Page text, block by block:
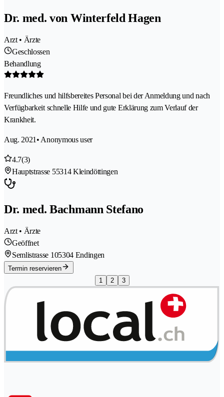
Dr. med. von Winterfeld Hagen
Arzt • Ärzte
Geschlossen
Behandlung
Freundliches und hilfsbereites Personal bei der Anmeldung und nach
Verfügbarkeit schnelle Hilfe und gute Erklärung zum Verlauf der
Krankheit.
Aug. 2021 • Anonymous user
4.7(3)
Hauptstrasse 55314 Kleindöttingen
Dr. med. Bachmann Stefano
Arzt • Ärzte
Geöffnet
Semlistrasse 105304 Endingen
Termin reservieren
1
2 3